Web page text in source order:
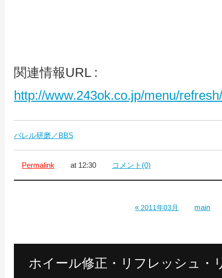
関連情報URL :
http://www.243ok.co.jp/menu/
バレル研磨／BBS
Permalink at 12:30 コメント(0)
« 2011年03月 main
ホイール修正・リフレッシュ・